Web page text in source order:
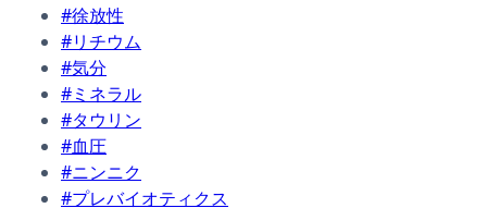
#徐放性
#リチウム
#気分
#ミネラル
#タウリン
#血圧
#ニンニク
#プレバイオティクス